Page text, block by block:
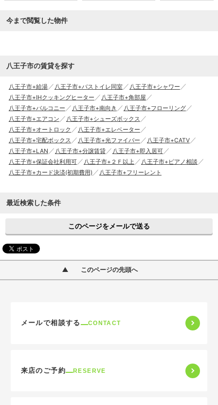
今まで閲覧した物件
八王子市の賃貸を探す
八王子市+給湯 八王子市+バストイレ同室
八王子市+シャワー
八王子市+IHクッキングヒーター
八王子市+角部屋
八王子市+バルコニー
八王子市+南向き
八王子市+フローリング
八王子市+エアコン
八王子市+シューズボックス
八王子市+オートロック
八王子市+エレベーター
八王子市+宅配ボックス
八王子市+光ファイバー
八王子市+CATV
八王子市+LAN
八王子市+分譲賃貸
八王子市+即入居可
八王子市+保証会社利用可
八王子市+２Ｆ以上
八王子市+ピアノ相談
八王子市+カード決済(初期費用)
八王子市+フリーレント
最近検索した条件
このページをメールで送る
このページの先頭へ
メールで相談する CONTACT
来店のご予約 RESERVE